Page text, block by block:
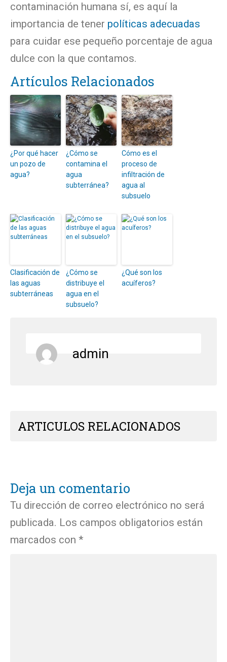
contaminación humana sí, es aquí la
importancia de tener políticas adecuadas
para cuidar ese pequeño porcentaje de agua
dulce con la que contamos.
Artículos Relacionados
¿Por qué hacer
un pozo de
agua?
¿Cómo se
contamina el
agua
subterránea?
Cómo es el
proceso de
infiltración de
agua al
subsuelo
Clasificación de
las aguas
subterráneas
¿Cómo se
distribuye el
agua en el
subsuelo?
¿Qué son los
acuíferos?
admin
ARTICULOS RELACIONADOS
Deja un comentario
Tu dirección de correo electrónico no será
publicada. Los campos obligatorios están
marcados con *